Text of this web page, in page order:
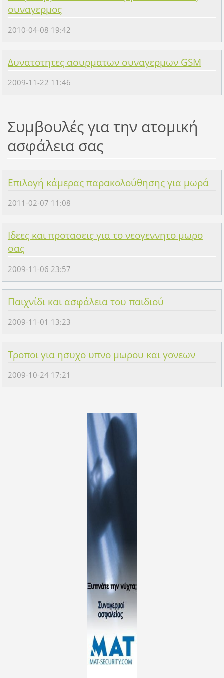
συναγερμος
2010-04-08 19:42
Δυνατοτητες ασυρματων συναγερμων GSM
2009-11-22 11:46
Συμβουλές για την ατομική
ασφάλεια σας
Επιλογή κάμερας παρακολούθησης για μωρά
2011-02-07 11:08
Ιδεες και προτασεις για το νεογεννητο μωρο
σας
2009-11-06 23:57
Παιχνίδι και ασφάλεια του παιδιού
2009-11-01 13:23
Τροποι για ησυχο υπνο μωρου και γονεων
2009-10-24 17:21